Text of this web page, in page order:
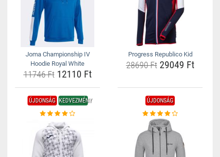
Joma Championship IV
Hoodie Royal White
11746 Ft12110 Ft
Progress Republico Kid
28690 Ft29049 Ft
ÚJDONSÁG KEDVEZMÉNY ÚJDONSÁG